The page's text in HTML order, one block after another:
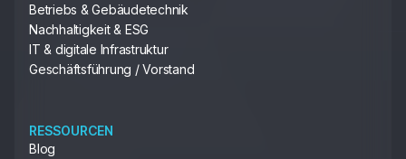
Betriebs & Gebäudetechnik
Nachhaltigkeit & ESG
IT & digitale Infrastruktur
Geschäftsführung / Vorstand
RESSOURCEN
Blog